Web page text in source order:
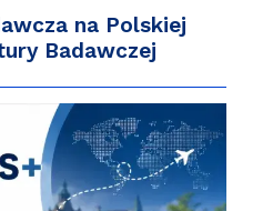
na Polskiej
Badawczej